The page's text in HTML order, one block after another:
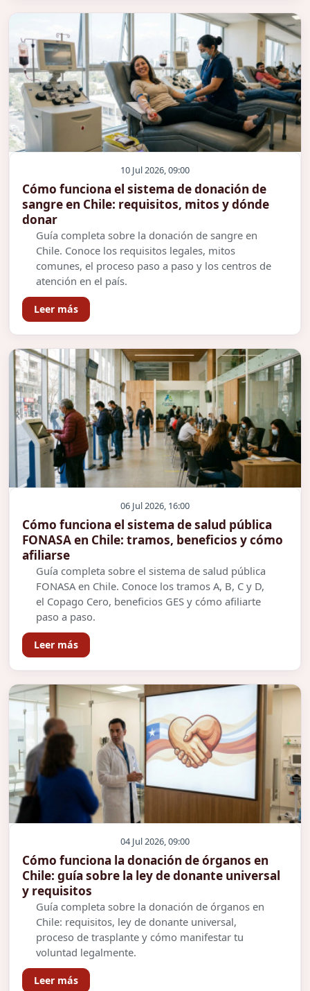
10 Jul 2026, 09:00
Cómo funciona el sistema de donación de
sangre en Chile: requisitos, mitos y dónde
donar
Guía completa sobre la donación de sangre en
Chile. Conoce los requisitos legales, mitos
comunes, el proceso paso a paso y los centros de
atención en el país.
Leer más
06 Jul 2026, 16:00
Cómo funciona el sistema de salud pública
FONASA en Chile: tramos, beneficios y cómo
afiliarse
Guía completa sobre el sistema de salud pública
FONASA en Chile. Conoce los tramos A, B, C y D,
el Copago Cero, beneficios GES y cómo afiliarte
paso a paso.
Leer más
04 Jul 2026, 09:00
Cómo funciona la donación de órganos en
Chile: guía sobre la ley de donante universal
y requisitos
Guía completa sobre la donación de órganos en
Chile: requisitos, ley de donante universal,
proceso de trasplante y cómo manifestar tu
voluntad legalmente.
Leer más